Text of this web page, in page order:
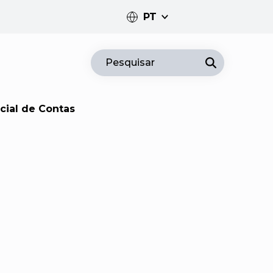
PT
PT
EN
Pesquisar
de Contas